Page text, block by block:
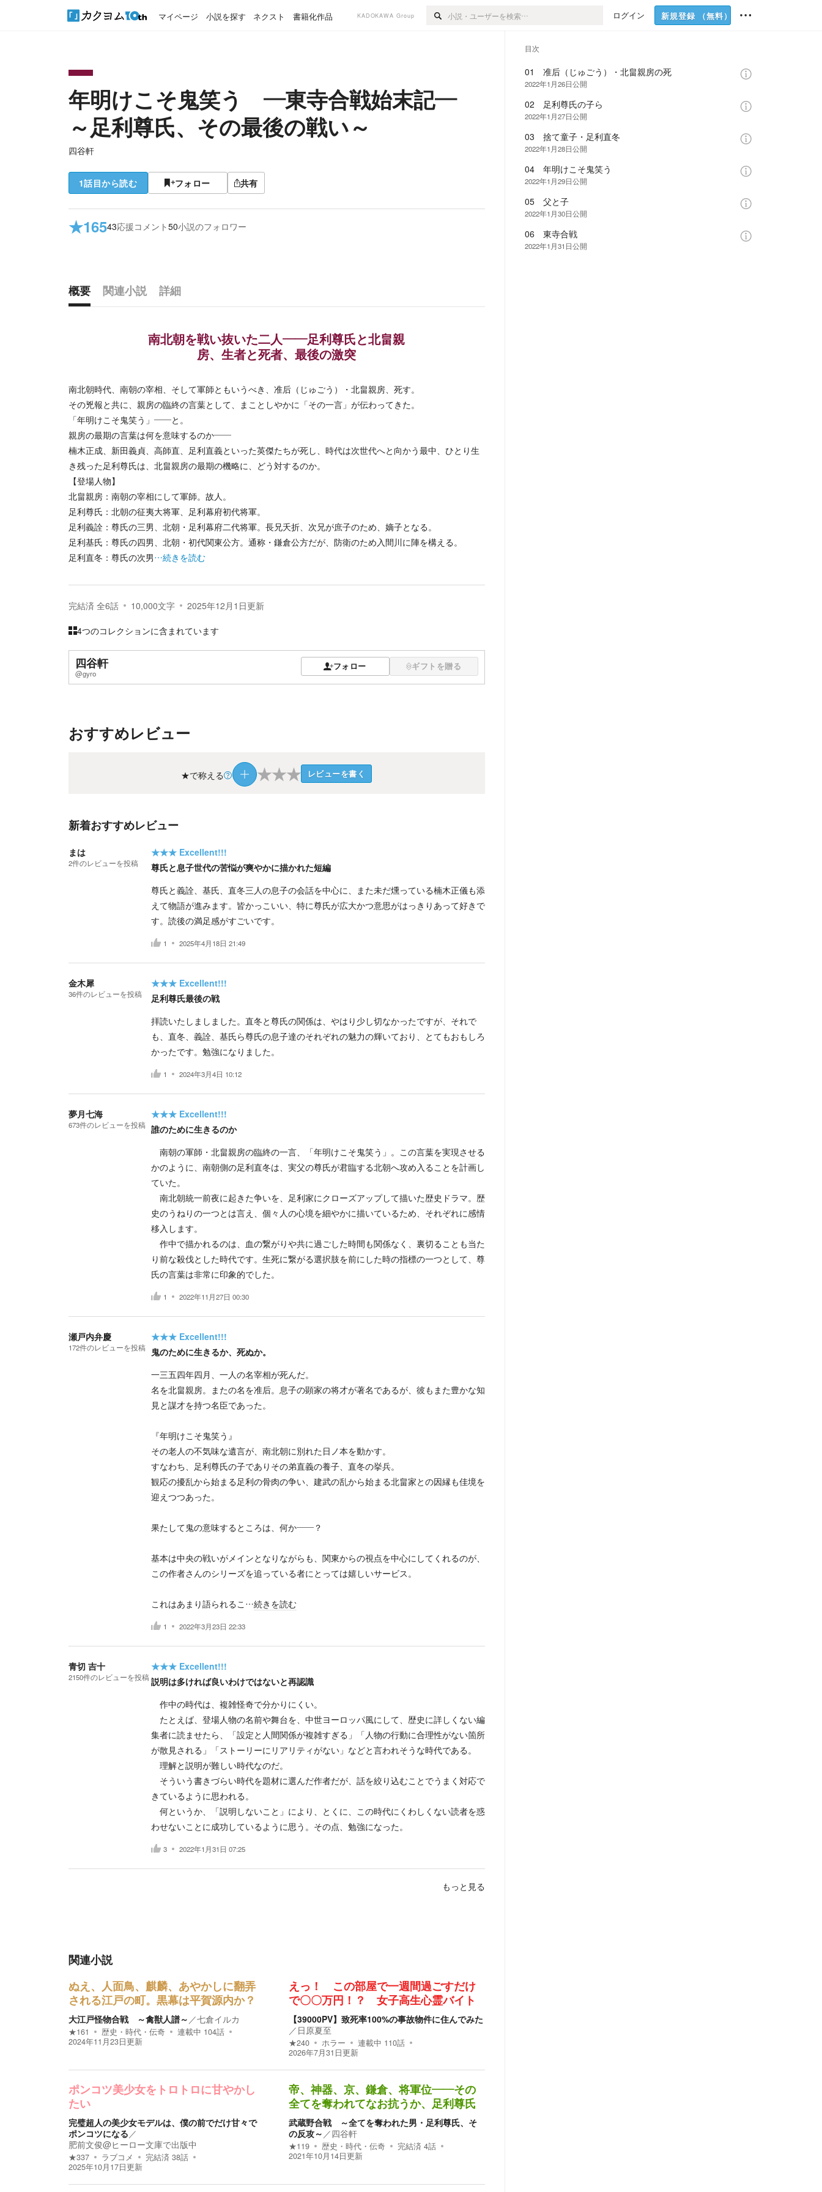
マイページ 小説を探す ネクスト 書籍化作品 KADOKAWA Group ログイン 新規登録 （無料）
年明けこそ鬼笑う ―東寺合戦始末記―
～足利尊氏、その最後の戦い～
四谷軒
1話目から読む フォロー 共有
★16543応援コメント50小説のフォロワー
概要 関連小説
詳細
南北朝を戦い抜いた二人――足利尊氏と北畠親
房、生者と死者、最後の激突
南北朝時代、南朝の宰相、そして軍師ともいうべき、准后（じゅごう）・北畠親房、死す。
その兇報と共に、親房の臨終の言葉として、まことしやかに「その一言」が伝わってきた。
「年明けこそ鬼笑う」――と。
親房の最期の言葉は何を意味するのか――
楠木正成、新田義貞、高師直、足利直義といった英傑たちが死し、時代は次世代へと向かう最中、ひとり生
き残った足利尊氏は、北畠親房の最期の機略に、どう対するのか。
【登場人物】
北畠親房：南朝の宰相にして軍師。故人。
足利尊氏：北朝の征夷大将軍、足利幕府初代将軍。
足利義詮：尊氏の三男、北朝・足利幕府二代将軍。長兄夭折、次兄が庶子のため、嫡子となる。
足利基氏：尊氏の四男、北朝・初代関東公方。通称・鎌倉公方だが、防衛のため入間川に陣を構える。
足利直冬：尊氏の次男…続きを読む
完結済 全6話 10,000文字 2025年12月1日更新
4つのコレクションに含まれています
四谷軒
@gyro
フォロー ギフトを贈る
おすすめレビュー
★で称える ★★★ レビューを書く
新着おすすめレビュー
まは
2件のレビューを投稿
★★★ Excellent!!!
尊氏と息子世代の苦悩が爽やかに描かれた短編
尊氏と義詮、基氏、直冬三人の息子の会話を中心に、また未だ燻っている楠木正儀も添
えて物語が進みます。皆かっこいい、特に尊氏が広大かつ意思がはっきりあって好きで
す。読後の満足感がすごいです。
1 2025年4月18日 21:49
金木犀
36件のレビューを投稿
★★★ Excellent!!!
足利尊氏最後の戦
拝読いたしましました。直冬と尊氏の関係は、やはり少し切なかったですが、それで
も、直冬、義詮、基氏ら尊氏の息子達のそれぞれの魅力の輝いており、とてもおもしろ
かったです。勉強になりました。
1 2024年3月4日 10:12
夢月七海
673件のレビューを投稿
★★★ Excellent!!!
誰のために生きるのか
南朝の軍師・北畠親房の臨終の一言、「年明けこそ鬼笑う」。この言葉を実現させる
かのように、南朝側の足利直冬は、実父の尊氏が君臨する北朝へ攻め入ることを計画し
ていた。
南北朝統一前夜に起きた争いを、足利家にクローズアップして描いた歴史ドラマ。歴
史のうねりの一つとは言え、個々人の心境を細やかに描いているため、それぞれに感情
移入します。
作中で描かれるのは、血の繋がりや共に過ごした時間も関係なく、裏切ることも当た
り前な殺伐とした時代です。生死に繋がる選択肢を前にした時の指標の一つとして、尊
氏の言葉は非常に印象的でした。
1 2022年11月27日 00:30
瀬戸内弁慶
172件のレビューを投稿
★★★ Excellent!!!
鬼のために生きるか、死ぬか。
一三五四年四月、一人の名宰相が死んだ。
名を北畠親房。またの名を准后。息子の顕家の将才が著名であるが、彼もまた豊かな知
見と謀才を持つ名臣であった。
『年明けこそ鬼笑う』
その老人の不気味な遺言が、南北朝に別れた日ノ本を動かす。
すなわち、足利尊氏の子でありその弟直義の養子、直冬の挙兵。
観応の擾乱から始まる足利の骨肉の争い、建武の乱から始まる北畠家との因縁も佳境を
迎えつつあった。
果たして鬼の意味するところは、何か――？
基本は中央の戦いがメインとなりながらも、関東からの視点を中心にしてくれるのが、
この作者さんのシリーズを追っている者にとっては嬉しいサービス。
これはあまり語られるこ…続きを読む
1 2022年3月23日 22:33
青切 吉十
2150件のレビューを投稿
★★★ Excellent!!!
説明は多ければ良いわけではないと再認識
作中の時代は、複雑怪奇で分かりにくい。
たとえば、登場人物の名前や舞台を、中世ヨーロッパ風にして、歴史に詳しくない編
集者に読ませたら、「設定と人間関係が複雑すぎる」「人物の行動に合理性がない箇所
が散見される」「ストーリーにリアリティがない」などと言われそうな時代である。
理解と説明が難しい時代なのだ。
そういう書きづらい時代を題材に選んだ作者だが、話を絞り込むことでうまく対応で
きているように思われる。
何というか、「説明しないこと」により、とくに、この時代にくわしくない読者を惑
わせないことに成功しているように思う。その点、勉強になった。
3 2022年1月31日 07:25
もっと見る
関連小説
ぬえ、人面鳥、麒麟、あやかしに翻弄
される江戸の町。黒幕は平賀源内か？
大江戸怪物合戦 ～禽獣人譜～ ／七倉イルカ
★161 歴史・時代・伝奇 連載中 104話
2024年11月23日更新
えっ！ この部屋で一週間過ごすだけ
で〇〇万円！？ 女子高生心霊バイト
【39000PV】致死率100%の事故物件に住んでみた
／ 日原夏至
★240 ホラー 連載中 110話
2026年7月31日更新
ポンコツ美少女をトロトロに甘やかし
たい
完璧超人の美少女モデルは、僕の前でだけ甘々で
ポンコツになる／
肥前文俊@ヒーロー文庫で出版中
★337 ラブコメ 完結済 38話
2025年10月17日更新
帝、神器、京、鎌倉、将軍位――その
全てを奪われてなお抗うか、足利尊氏
武蔵野合戦 ～全てを奪われた男・足利尊氏、そ
の反攻～ ／四谷軒
★119 歴史・時代・伝奇 完結済 4話
2021年10月14日更新
目次
01 准后（じゅごう）・北畠親房の死
2022年1月26日公開
02 足利尊氏の子ら
2022年1月27日公開
03 捨て童子・足利直冬
2022年1月28日公開
04 年明けこそ鬼笑う
2022年1月29日公開
05 父と子
2022年1月30日公開
06 東寺合戦
2022年1月31日公開